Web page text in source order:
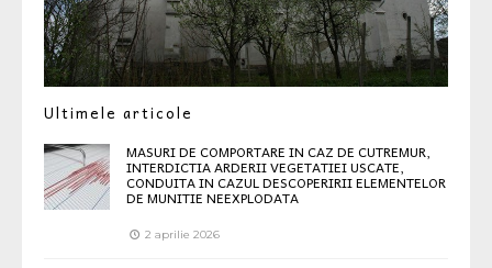
Ultimele articole
MASURI DE COMPORTARE IN CAZ DE CUTREMUR,
INTERDICTIA ARDERII VEGETATIEI USCATE,
CONDUITA IN CAZUL DESCOPERIRII ELEMENTELOR
DE MUNITIE NEEXPLODATA
2 aprilie 2026